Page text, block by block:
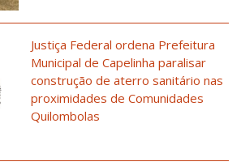
Justiça Federal ordena Prefeitura
Municipal de Capelinha paralisar
construção de aterro sanitário nas
proximidades de Comunidades
Quilombolas